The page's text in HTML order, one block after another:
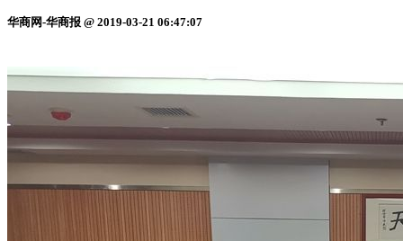
华商网-华商报 @ 2019-03-21 06:47:07